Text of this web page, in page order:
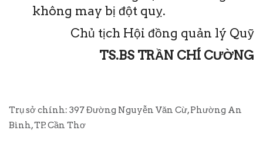
không may bị đột quỵ.
Chủ tịch Hội đồng quản lý Quỹ
TS.BS TRẦN CHÍ CƯỜNG
Trụ sở chính: 397 Đường Nguyễn Văn Cừ, Phường An
Bình, TP. Cần Thơ